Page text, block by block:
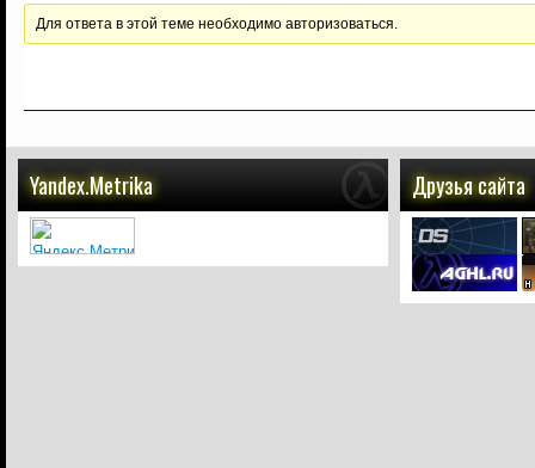
Для ответа в этой теме необходимо авторизоваться.
Yandex.Metrika Друзья сайта